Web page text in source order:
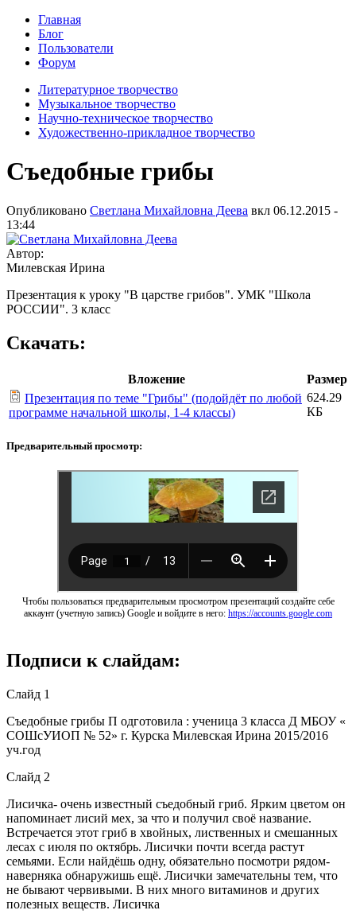
Главная
Блог
Пользователи
Форум
Литературное творчество
Музыкальное творчество
Научно-техническое творчество
Художественно-прикладное творчество
Съедобные грибы
Опубликовано Светлана Михайловна Деева вкл 06.12.2015 -
13:44
Автор:
Милевская Ирина
Презентация к уроку "В царстве грибов". УМК "Школа
РОССИИ". 3 класс
Скачать:
Вложение
Размер
Презентация по теме "Грибы" (подойдёт по любой
программе начальной школы, 1-4 классы)
624.29
КБ
Предварительный просмотр:
Чтобы пользоваться предварительным просмотром презентаций создайте себе
аккаунт (учетную запись) Google и войдите в него: https://accounts.google.com
Подписи к слайдам:
Слайд 1
Съедобные грибы П одготовила : ученица 3 класса Д МБОУ «
СОШсУИОП № 52» г. Курска Милевская Ирина 2015/2016
уч.год
Слайд 2
Лисичка- очень известный съедобный гриб. Ярким цветом он
напоминает лисий мех, за что и получил своё название.
Встречается этот гриб в хвойных, лиственных и смешанных
лесах с июля по октябрь. Лисички почти всегда растут
семьями. Если найдёшь одну, обязательно посмотри рядом-
наверняка обнаружишь ещё. Лисички замечательны тем, что
не бывают червивыми. В них много витаминов и других
полезных веществ. Лисичка